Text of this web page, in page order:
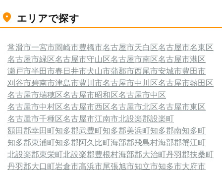
エリアで探す
常滑市一宮市岡崎市豊橋市名古屋市天白区名古屋市名東区
名古屋市緑区名古屋市守山区名古屋市南区名古屋市港区
瀬戸市半田市春日井市犬山市蒲郡市西尾市安城市豊田市
刈谷市碧南市津島市豊川市名古屋市中川区名古屋市熱田区
名古屋市瑞穂区名古屋市昭和区名古屋市中区
名古屋市中村区名古屋市西区名古屋市北区名古屋市東区
名古屋市千種区名古屋市江南市北設楽郡設楽町
額田郡幸田町知多郡武豊町知多郡美浜町知多郡南知多町
知多郡東浦町知多郡阿久比町海部郡飛島村海部郡蟹江町
北設楽郡東栄町北設楽郡豊根村海部郡大治町丹羽郡扶桑町
丹羽郡大口町岩倉市高浜市尾張旭市知立市知多市大府市